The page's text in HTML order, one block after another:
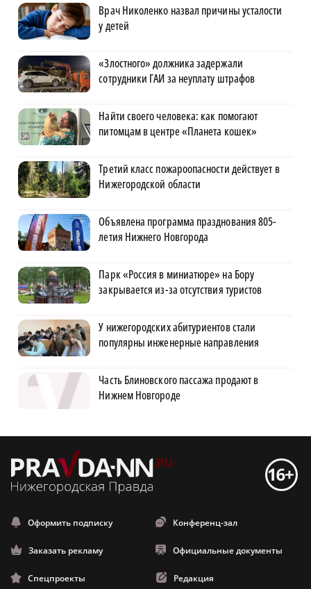
Врач Николенко назвал причины усталости
у детей
«Злостного» должника задержали
сотрудники ГАИ за неуплату штрафов
Найти своего человека: как помогают
питомцам в центре «Планета кошек»
Третий класс пожароопасности действует в
Нижегородской области
Объявлена программа празднования 805-
летия Нижнего Новгорода
Парк «Россия в миниатюре» на Бору
закрывается из-за отсутствия туристов
У нижегородских абитуриентов стали
популярны инженерные направления
Часть Блиновского пассажа продают в
Нижнем Новгороде
Оформить подписку Конференц-зал
Заказать рекламу Официальные документы
Спецпроекты Редакция